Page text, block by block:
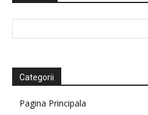
Categorii
Pagina Principala